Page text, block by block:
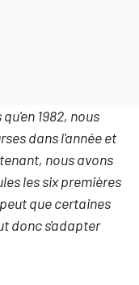
1982, nous
dans l'année et
nous avons
les six premières
que certaines
donc s'adapter